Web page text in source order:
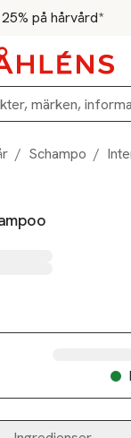
25% på hårvård*
- Shoppa nu
/ Schampo /